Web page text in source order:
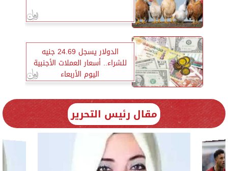
الدولار يسجل 24.69 جنيه
للشراء.. أسعار العملات الأجنبية
اليوم الأربعاء
مقال رئيس التحرير